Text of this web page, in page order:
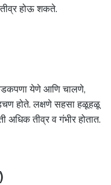
होऊ शकते.
येणे आणि चालणे,
होते. लक्षणे सहसा हळूहळू
अधिक तीव्र व गंभीर होतात.